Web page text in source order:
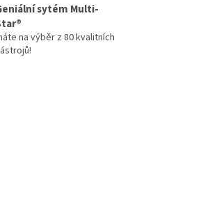
sytém Multi-
na výběr z 80 kvalitních